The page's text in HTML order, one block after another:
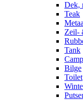
Dek,
Teak
Zeil-
Tank
Bilge
Toilet